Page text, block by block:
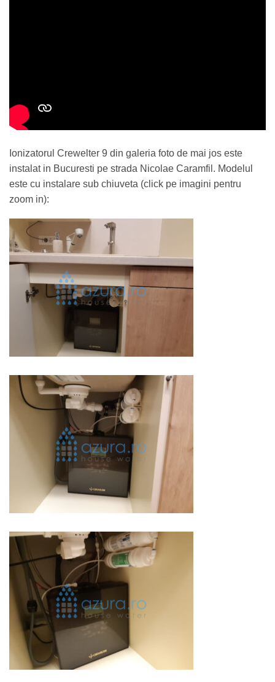
Ionizatorul Crewelter 9 din galeria foto de mai jos este
instalat in Bucuresti pe strada Nicolae Caramfil. Modelul
este cu instalare sub chiuveta (click pe imagini pentru
zoom in):